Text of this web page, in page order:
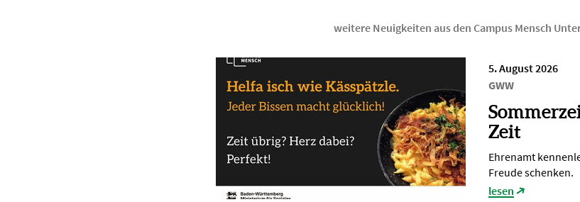
weitere Neuigkeiten aus den Campus Mensch
5. August 2026
GWW
Zeit
Ehrenamt
Freude schenken.
lesen